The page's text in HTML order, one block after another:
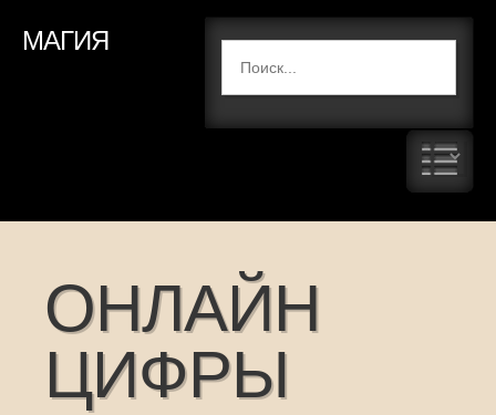
МАГИЯ
ОНЛАЙН
ЦИФРЫ